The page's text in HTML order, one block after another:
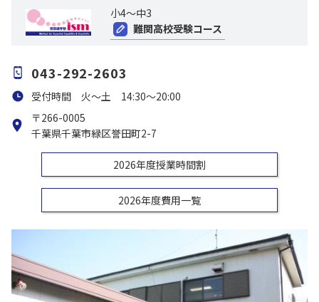
小4～中3
難関高校受験コース
043-292-2603
受付時間 火～土 14:30～20:00
〒266-0005
千葉県千葉市緑区誉田町2-7
2026年度授業時間割
2026年度費用一覧